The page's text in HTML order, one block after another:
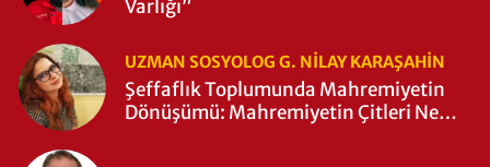
Varlığı”
UZMAN SOSYOLOG G. NILAY KARAŞAHİN
Şeffaflık Toplumunda Mahremiyetin
Dönüşümü: Mahremiyetin Çitleri Ne